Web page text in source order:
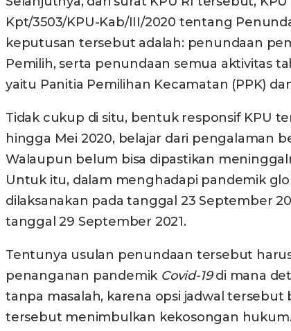
Kpt/3503/KPU-Kab/III/2020 tentang
keputusan tersebut adalah: penundaan
Pemilih, serta penundaan semua aktivitas
yaitu Panitia Pemilihan Kecamatan (PPK)
Tidak cukup di situ, bentuk responsif KPU
hingga Mei 2020, belajar dari pengalaman
Walaupun belum bisa dipastikan
Untuk itu, dalam menghadapi pandemik
dilaksanakan pada tanggal 23 September
tanggal 29 September 2021.
Tentunya usulan penundaan tersebut
penanganan pandemik Covid-19di mana
tanpa masalah, karena opsi jadwal
tersebut menimbulkan kekosongan